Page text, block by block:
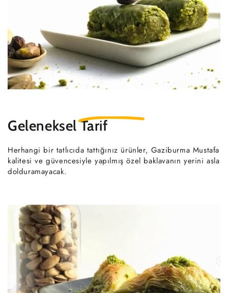
GelenekselTarif
Herhangi bir tatlıcıda tattığınız ürünler, Gaziburma Mustafa
kalitesi ve güvencesiyle yapılmış özel baklavanın yerini asla
dolduramayacak.